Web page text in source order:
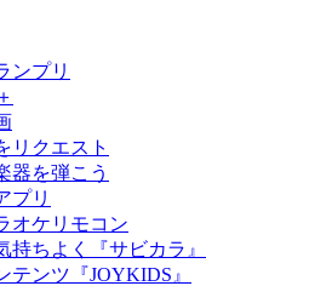
ンプリ
リクエスト
器を弾こう
プリ
オケリモコン
持ちよく『サビカラ』
テンツ『JOYKIDS』